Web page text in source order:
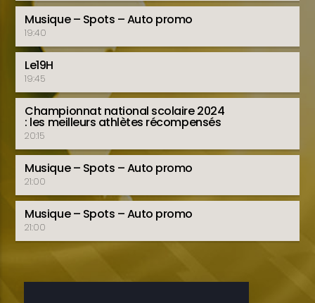
Musique – Spots – Auto promo
19:40
Le19H
19:45
Championnat national scolaire 2024
: les meilleurs athlètes récompensés
20:15
Musique – Spots – Auto promo
21:00
Musique – Spots – Auto promo
21:00